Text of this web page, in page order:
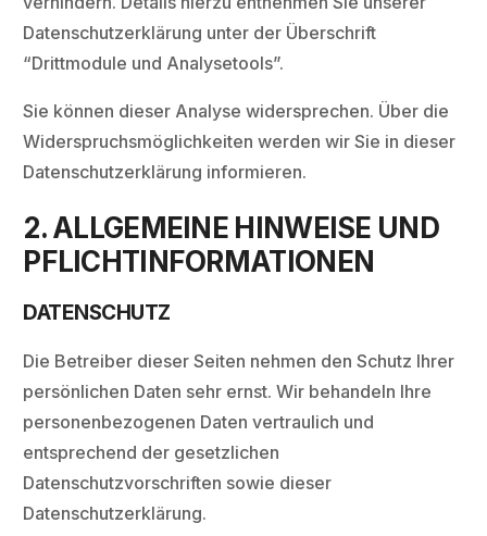
Datenschutzerklärung unter der Überschrift
“Drittmodule und Analysetools”.
Sie können dieser Analyse widersprechen. Über die
Widerspruchsmöglichkeiten werden wir Sie in dieser
Datenschutzerklärung informieren.
2. ALLGEMEINE HINWEISE UND
PFLICHTINFORMATIONEN
DATENSCHUTZ
Die Betreiber dieser Seiten nehmen den Schutz Ihrer
persönlichen Daten sehr ernst. Wir behandeln Ihre
personenbezogenen Daten vertraulich und
entsprechend der gesetzlichen
Datenschutzvorschriften sowie dieser
Datenschutzerklärung.